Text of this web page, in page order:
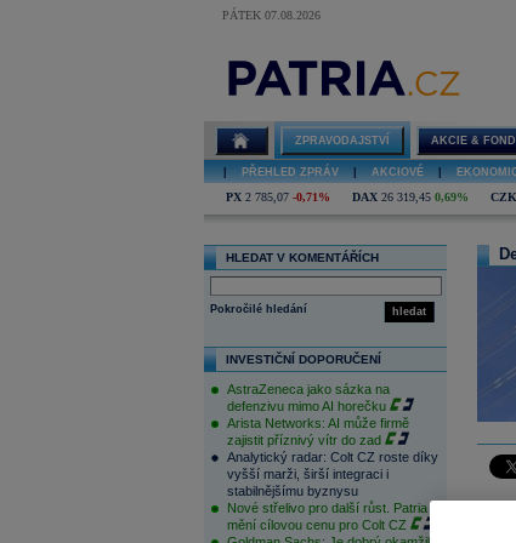
PÁTEK 07.08.2026
ZPRAVODAJSTVÍ AKCIE &
PŘEHLED ZPRÁV AKCIOVÉ
PX 2 785,07 -0,71% DAX 26 319,45 0,69%
HLEDAT V KOMENTÁŘÍCH
hledat
Pokročilé hledání
INVESTIČNÍ DOPORUČENÍ
AstraZeneca jako sázka na
defenzivu mimo AI horečku
Arista Networks: AI může firmě
zajistit příznivý vítr do zad
Analytický radar: Colt CZ roste díky
vyšší marži, širší integraci i
stabilnějšímu byznysu
Nové střelivo pro další růst. Patria
mění cílovou cenu pro Colt CZ